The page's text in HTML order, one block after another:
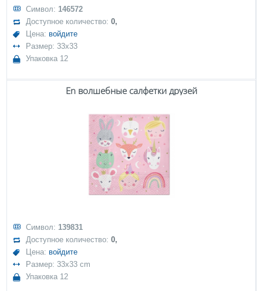
Символ: 146572
Доступное количество:0,
Цена: войдите
Размер: 33x33
Упаковка 12
En волшебные салфетки друзей
Символ: 139831
Доступное количество:0,
Цена: войдите
Размер: 33x33 cm
Упаковка 12